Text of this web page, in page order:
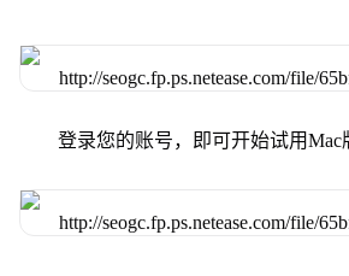
登录您的账号，即可开始试用Mac